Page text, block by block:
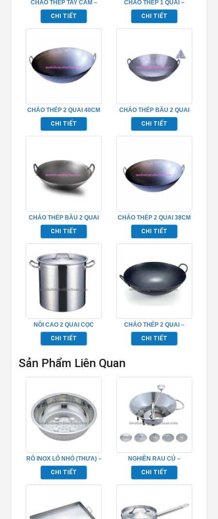
CHẢO THÉP TAY CẦM –
TPCK0015
CHI TIẾT
CHẢO THÉP 1 QUAI –
TP696206
CHI TIẾT
CHẢO THÉP 2 QUAI 40CM
– TPCK0006
CHI TIẾT
CHẢO THÉP BẦU 2 QUAI
42CM – TPCK0007
CHI TIẾT
CHẢO THÉP BẦU 2 QUAI
46CM – TPCK0009
CHI TIẾT
CHẢO THÉP 2 QUAI 38CM
– TPCK0005
CHI TIẾT
NỒI CAO 2 QUAI CỌC
INOX (ĐÁY 2 LỚP) –
TP696001
CHI TIẾT
CHẢO THÉP 2 QUAI –
TP696201
CHI TIẾT
Sản Phẩm Liên Quan
RỔ INOX LỔ NHỎ (THƯA) –
TP696055
CHI TIẾT
NGHIỀN RAU CỦ –
TP696089
CHI TIẾT